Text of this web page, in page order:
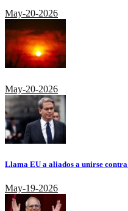
May-20-2026
May-20-2026
Llama EU a aliados a unirse
May-19-2026